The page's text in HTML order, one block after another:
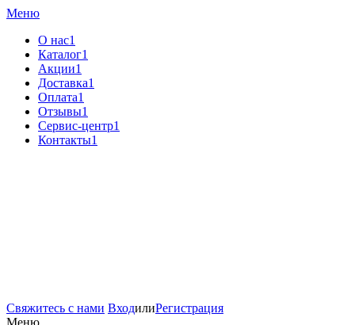
Меню
О нас1
Каталог1
Акции1
Доставка1
Оплата1
Отзывы1
Сервис-центр1
Контакты1
Свяжитесь с нами ВходилиРегистрация
Меню